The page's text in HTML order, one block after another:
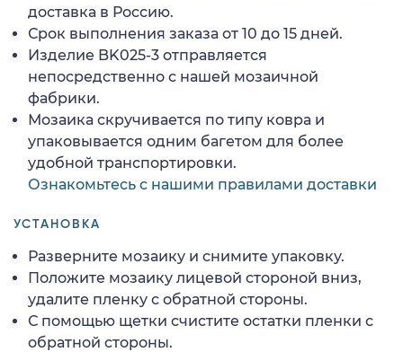
доставка в Россию.
Срок выполнения заказа от 10 до 15 дней.
Изделие BK025-3 отправляется
непосредственно с нашей мозаичной
фабрики.
Мозаика скручивается по типу ковра и
упаковывается одним багетом для более
удобной транспортировки.
Ознакомьтесь с нашими правилами доставки
УСТАНОВКА
Разверните мозаику и снимите упаковку.
Положите мозаику лицевой стороной вниз,
удалите пленку с обратной стороны.
С помощью щетки счистите остатки пленки с
обратной стороны.